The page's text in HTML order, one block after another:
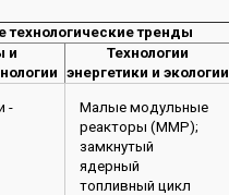
технологические тренды
и
Технологии
энергетики и экологии
-
Малые модульные
реакторы (ММР);
замкнутый
ядерный
топливный цикл